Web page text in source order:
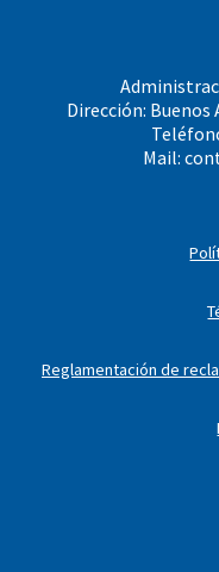
Dirección: Buenos
Mail:
Reglamentación de